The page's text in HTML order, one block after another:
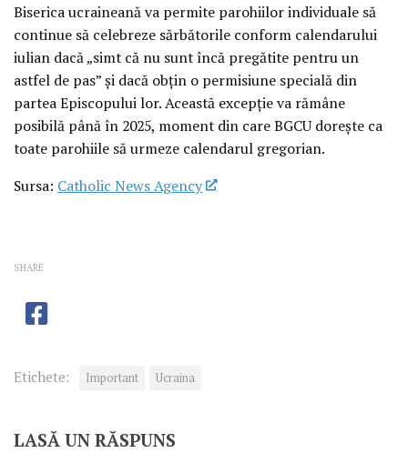
Biserica ucraineană va permite parohiilor individuale să
continue să celebreze sărbătorile conform calendarului
iulian dacă „simt că nu sunt încă pregătite pentru un
astfel de pas” și dacă obțin o permisiune specială din
partea Episcopului lor. Această excepție va rămâne
posibilă până în 2025, moment din care BGCU dorește ca
toate parohiile să urmeze calendarul gregorian.
Sursa: Catholic News Agency
SHARE
Etichete: Important Ucraina
LASĂ UN RĂSPUNS